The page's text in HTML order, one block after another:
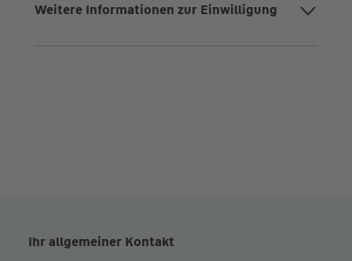
Weitere Informationen zur Einwilligung
Ihr allgemeiner Kontakt